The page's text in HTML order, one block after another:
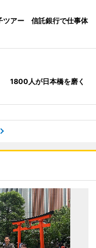
ツアー 信託銀行で仕事体
1800人が日本橋を磨く